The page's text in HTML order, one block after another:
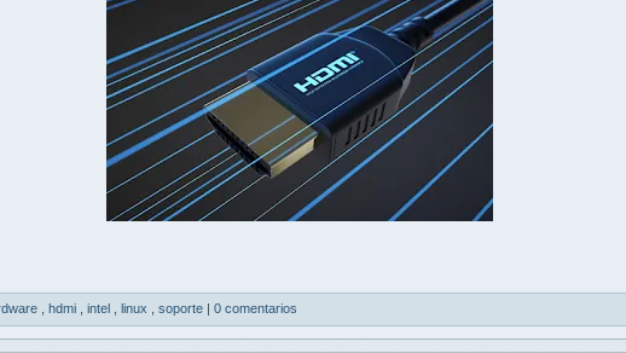
hdmi intel linux soporte 0 comentarios